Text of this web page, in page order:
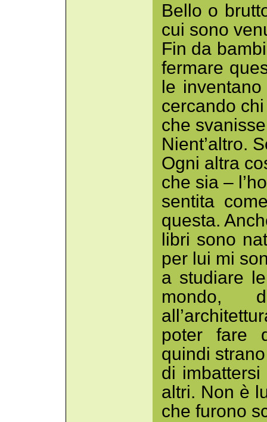
Bello o
cui sono
Fin da
fermare
le
cercando
che
Nient’altro.
Ogni altra
che sia –
sentita
questa.
libri sono
per lui mi
a studiare
mondo,
poter fare
quindi
di
altri. Non è
che furono